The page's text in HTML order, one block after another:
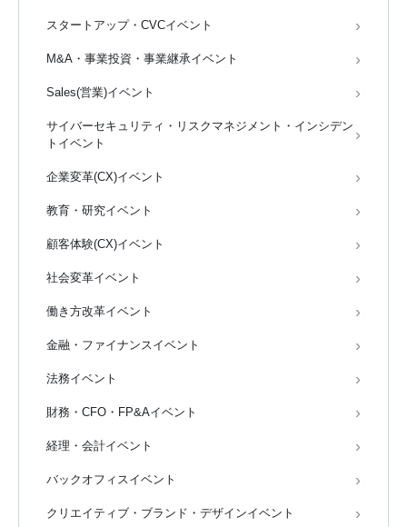
スタートアップ・CVCイベント
M&A・事業投資・事業継承イベント
Sales(営業)イベント
サイバーセキュリティ・リスクマネジメント・インシデン
トイベント
企業変革(CX)イベント
教育・研究イベント
顧客体験(CX)イベント
社会変革イベント
働き方改革イベント
金融・ファイナンスイベント
法務イベント
財務・CFO・FP&Aイベント
経理・会計イベント
バックオフィスイベント
クリエイティブ・ブランド・デザインイベント